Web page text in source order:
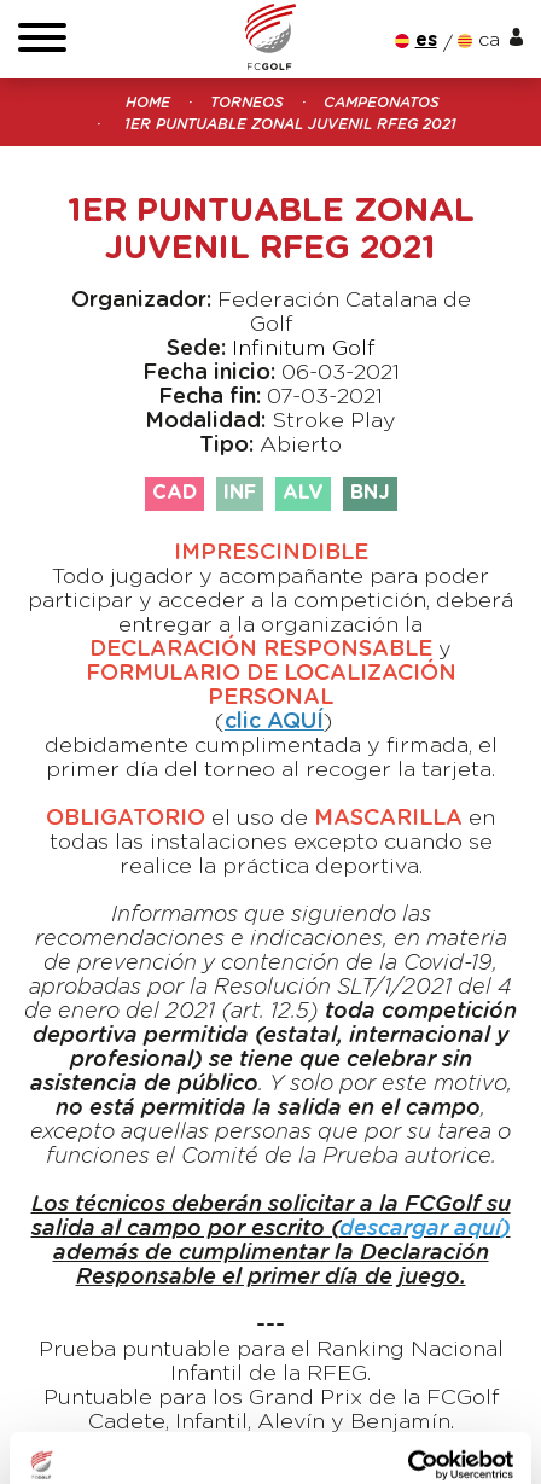
es ca
HOME TORNEOS
CAMPEONATOS
1ER PUNTUABLE ZONAL JUVENIL RFEG 2021
1ER PUNTUABLE ZONAL
JUVENIL RFEG 2021
Organizador: Federación Catalana de
Golf
Sede: Infinitum Golf
Fecha inicio: 06-03-2021
Fecha fin: 07-03-2021
Modalidad: Stroke Play
Tipo: Abierto
CAD INF ALV BNJ
IMPRESCINDIBLE
Todo jugador y acompañante para poder
participar y acceder a la competición, deberá
entregar a la organización la
DECLARACIÓN RESPONSABLE y
FORMULARIO DE LOCALIZACIÓN
PERSONAL
(clic AQUÍ)
debidamente cumplimentada y firmada, el
primer día del torneo al recoger la tarjeta.
OBLIGATORIO el uso de MASCARILLA en
todas las instalaciones excepto cuando se
realice la práctica deportiva.
Informamos que siguiendo las
recomendaciones e indicaciones, en materia
de prevención y contención de la Covid-19,
aprobadas por la Resolución SLT/1/2021 del 4
de enero del 2021 (art. 12.5) toda competición
deportiva permitida (estatal, internacional y
profesional) se tiene que celebrar sin
asistencia de público. Y solo por este motivo,
no está permitida la salida en el campo,
excepto aquellas personas que por su tarea o
funciones el Comité de la Prueba autorice.
Los técnicos deberán solicitar a la FCGolf su
salida al campo por escrito (descargar aquí)
además de cumplimentar la Declaración
Responsable el primer día de juego.
---
Prueba puntuable para el Ranking Nacional
Infantil de la RFEG.
Puntuable para los Grand Prix de la FCGolf
Cadete, Infantil, Alevín y Benjamín.
Vueltas valederas para el Campeonato de
España Infantil, Alevín y Benjamín.